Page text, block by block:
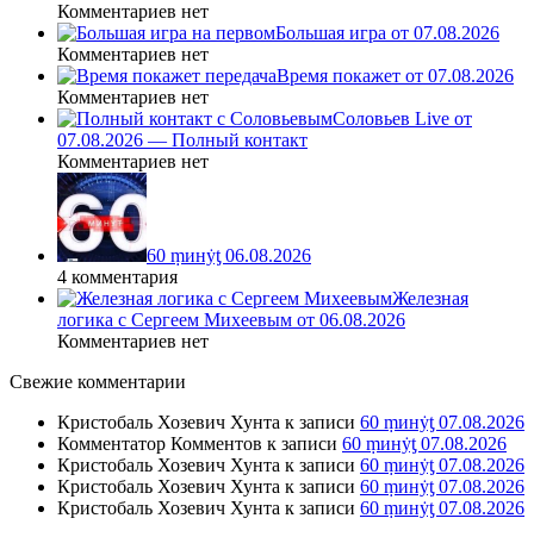
Комментариев нет
Большая игра от 07.08.2026
Комментариев нет
Время покажет от 07.08.2026
Комментариев нет
Соловьев Live от
07.08.2026 — Полный контакт
Комментариев нет
60 ṃинẏƫ 06.08.2026
4 комментария
Железная
логика с Сергеем Михеевым от 06.08.2026
Комментариев нет
Свежие комментарии
Кристобаль Хозевич Хунта к записи 60 ṃинẏƫ 07.08.2026
Комментатор Комментов к записи 60 ṃинẏƫ 07.08.2026
Кристобаль Хозевич Хунта к записи 60 ṃинẏƫ 07.08.2026
Кристобаль Хозевич Хунта к записи 60 ṃинẏƫ 07.08.2026
Кристобаль Хозевич Хунта к записи 60 ṃинẏƫ 07.08.2026